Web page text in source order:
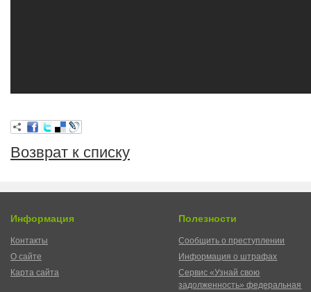
Возврат к списку
Информация
Контакты
О сайте
Карта сайта
Полезности
Сообщить о преступлении
Информация о штрафах
Сервис «Узнай свою
задолженность» федеральная